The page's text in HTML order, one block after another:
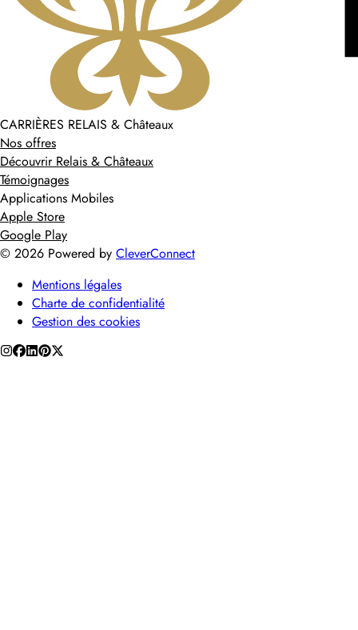
CARRIÈRES RELAIS & Châteaux
Nos offres
Découvrir Relais & Châteaux
Témoignages
Applications Mobiles
Apple Store
Google Play
© 2026 Powered by CleverConnect
Mentions légales
Charte de confidentialité
Gestion des cookies